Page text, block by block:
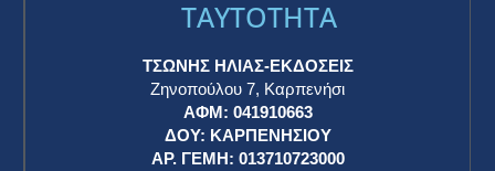
TAYTOTHTA
ΤΣΩΝΗΣ ΗΛΙΑΣ-ΕΚΔΟΣΕΙΣ
Ζηνοπούλου 7, Καρπενήσι
ΑΦΜ: 041910663
ΔΟΥ: ΚΑΡΠΕΝΗΣΙΟΥ
ΑΡ. ΓΕΜΗ: 013710723000